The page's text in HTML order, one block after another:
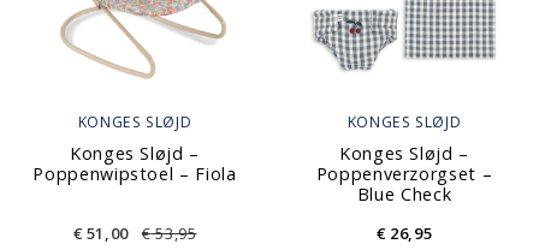
KONGES SLØJD
Konges Sløjd –
Poppenwipstoel – Fiola
€ 51,00 €53,95
KONGES SLØJD
Konges Sløjd –
Poppenverzorgset –
Blue Check
€26,95